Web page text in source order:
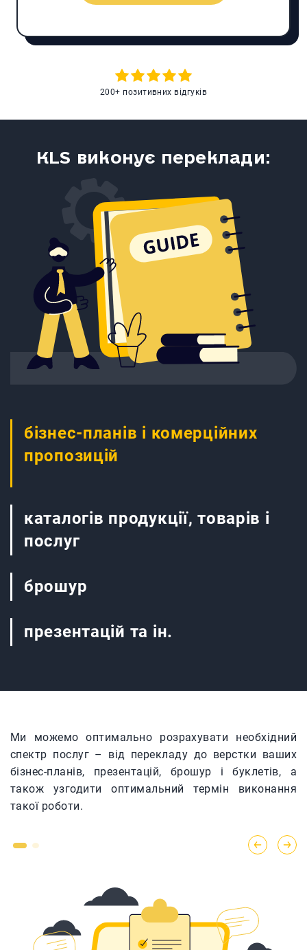
200+ позитивних відгуків
KLS виконує переклади:
бізнес-планів і комерційних
пропозицій
каталогів продукції, товарів і
послуг
брошур
презентацій та ін.
Ми можемо оптимально розрахувати необхідний
спектр послуг – від перекладу до верстки ваших
бізнес-планів, презентацій, брошур і буклетів, а
також узгодити оптимальний термін виконання
такої роботи.